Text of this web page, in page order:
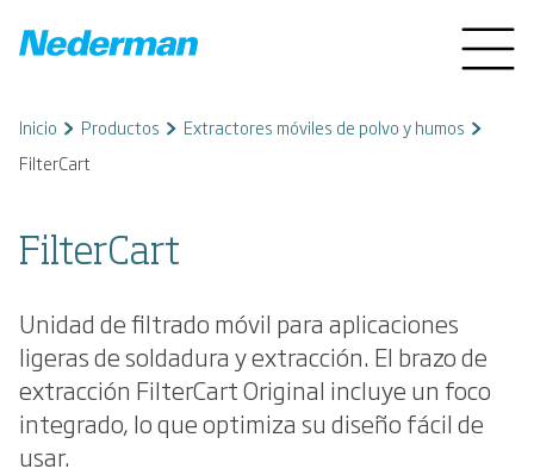
Inicio Productos
Extractores móviles de polvo y humos
FilterCart
FilterCart
Unidad de filtrado móvil para aplicaciones
ligeras de soldadura y extracción. El brazo de
extracción FilterCart Original incluye un foco
integrado, lo que optimiza su diseño fácil de
usar.